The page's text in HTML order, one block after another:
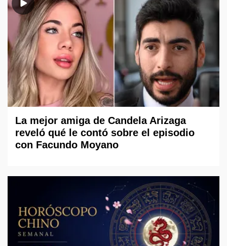
La mejor amiga de Candela Arizaga
reveló qué le contó sobre el episodio
con Facundo Moyano